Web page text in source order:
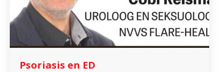
Psoriasis en ED